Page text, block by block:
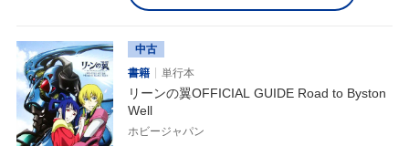
中古
書籍
単行本
リーンの翼OFFICIAL GUIDE Road to Byston
Well
ホビージャパン